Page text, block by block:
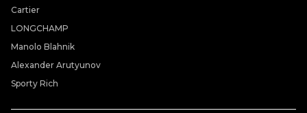
Cartier
LONGCHAMP
Manolo Blahnik
Alexander Arutyunov
Sporty Rich